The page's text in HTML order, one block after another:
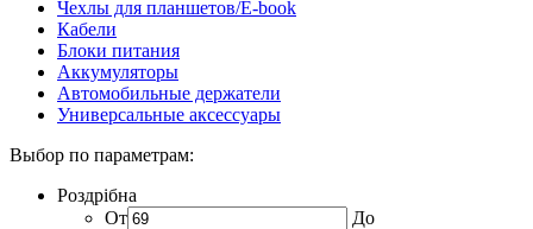
Чехлы для планшетов/E-book
Кабели
Блоки питания
Аккумуляторы
Автомобильные держатели
Универсальные аксессуары
Выбор по параметрам:
Роздрібна
От
До